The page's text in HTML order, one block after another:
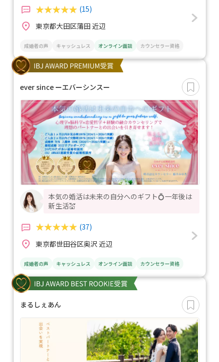
(15)
東京都大田区蒲田 近辺
成婚者の声 キャッシュレス オンライン面談 カウンセラー資格
ever since ーエバーシンスー
本気の婚活は未来の自分へのギフト💍一年後は
新生活💒
(37)
東京都世田谷区奥沢 近辺
成婚者の声 キャッシュレス オンライン面談 カウンセラー資格
まるしぇあん